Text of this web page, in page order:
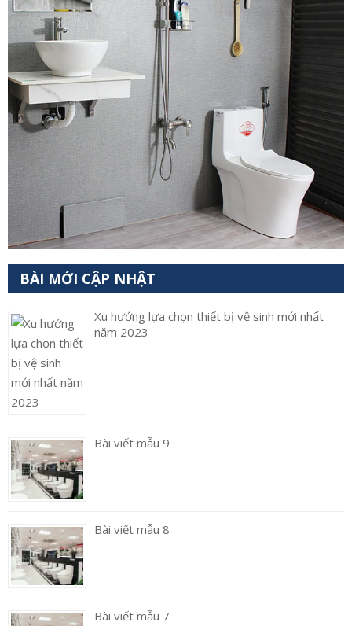
BÀI MỚI CẬP NHẬT
Xu hướng lựa chọn thiết bị vệ sinh mới nhất
năm 2023
Bài viết mẫu 9
Bài viết mẫu 8
Bài viết mẫu 7